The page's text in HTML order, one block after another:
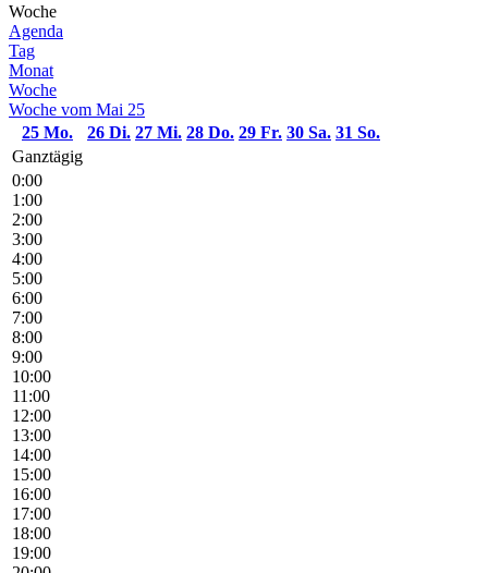
Woche
Agenda
Tag
Monat
Woche
Woche vom Mai 25
25 Mo. 26 Di. 27 Mi. 28 Do. 29 Fr. 30 Sa. 31 So.
Ganztägig
0:00
1:00
2:00
3:00
4:00
5:00
6:00
7:00
8:00
9:00
10:00
11:00
12:00
13:00
14:00
15:00
16:00
17:00
18:00
19:00